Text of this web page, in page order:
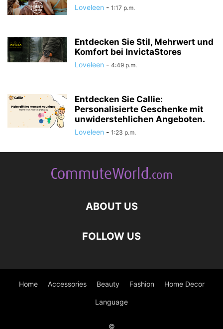
Loveleen - 1:17 p.m.
Entdecken Sie Stil, Mehrwert und
Komfort bei InvictaStores
Loveleen - 4:49 p.m.
Entdecken Sie Callie:
Personalisierte Geschenke mit
unwiderstehlichen Angeboten.
Loveleen - 1:23 p.m.
ABOUT US
FOLLOW US
Home Accessories Beauty Fashion Home Decor
Language
©